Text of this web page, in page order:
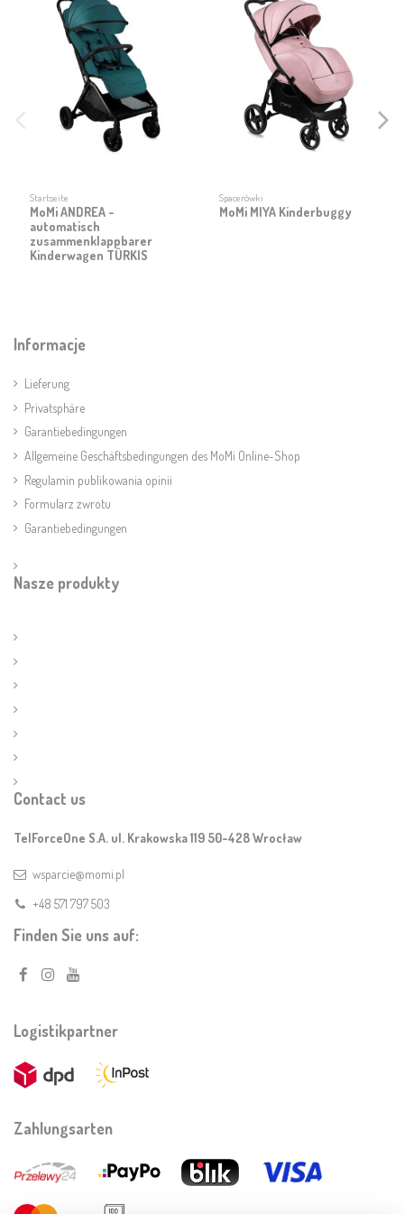
Startseite
MoMi ANDREA -
automatisch
zusammenklappbarer
Kinderwagen TÜRKIS
Spacerówki
MoMi MIYA Kinderbuggy
Informacje
Lieferung
Privatsphäre
Garantiebedingungen
Allgemeine Geschäftsbedingungen des MoMi Online-Shop
Regulamin publikowania opinii
Formularz zwrotu
Garantiebedingungen
Nasze produkty
Contact us
TelForceOne S.A. ul. Krakowska 119 50-428 Wrocław
wsparcie@momi.pl
+48 571 797 503
Finden Sie uns auf:
Logistikpartner
Zahlungsarten